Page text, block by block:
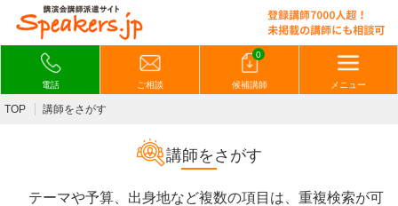
電話 ご相談
0
候補講師 メニュー
TOP 講師をさがす
講師をさがす
テーマや予算、出身地など複数の項目は、重複検索が可